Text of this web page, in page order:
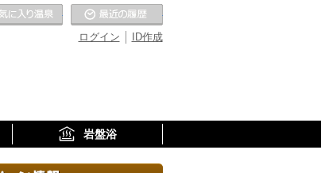
ID作成
ログイン
お気に入りの温泉
岩盤浴